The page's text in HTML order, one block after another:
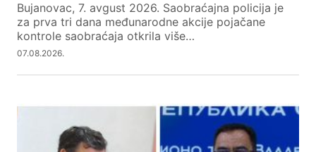
Bujanovac, 7. avgust 2026. Saobraćajna policija je
za prva tri dana međunarodne akcije pojačane
kontrole saobraćaja otkrila više…
07.08.2026.